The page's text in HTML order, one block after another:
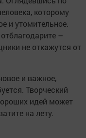
которому
и утомительное.
–
не откажутся от
и важное,
Творческий
идей может
на лету.